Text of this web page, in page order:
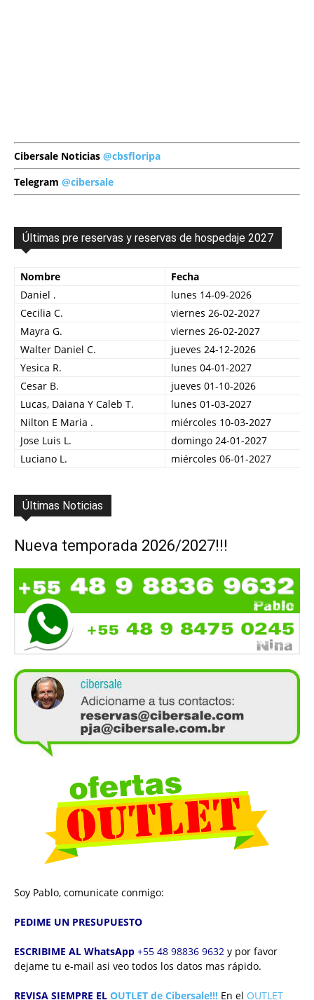
Cibersale Noticias @cbsfloripa
Telegram @cibersale
Últimas pre reservas y reservas de hospedaje 2027
Nombre
Fecha
Daniel .
lunes 14-09-2026
Cecilia C.
viernes 26-02-2027
Mayra G.
viernes 26-02-2027
Walter Daniel C.
jueves 24-12-2026
Yesica R.
lunes 04-01-2027
Cesar B.
jueves 01-10-2026
Lucas, Daiana Y Caleb T.
lunes 01-03-2027
Nilton E Maria .
miércoles 10-03-2027
Jose Luis L.
domingo 24-01-2027
Luciano L.
miércoles 06-01-2027
Últimas Noticias
Nueva temporada 2026/2027!!!
Soy Pablo, comunicate conmigo:
PEDIME UN PRESUPUESTO
ESCRIBIME AL WhatsApp +55 48 98836 9632 y por favor
dejame tu e-mail asi veo todos los datos mas rápido.
REVISA SIEMPRE EL OUTLET de Cibersale!!! En el OUTLET